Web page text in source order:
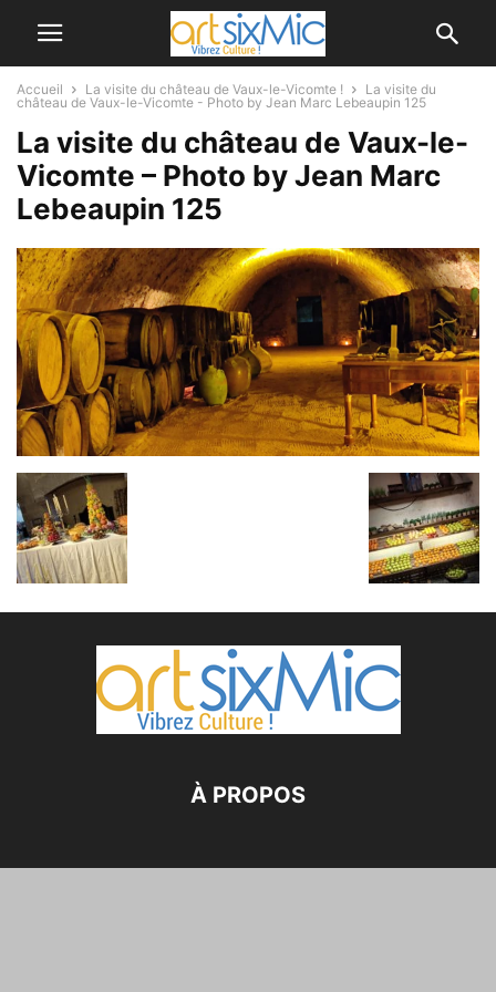
Accueil La visite du château de Vaux-le-Vicomte !
La visite du
château de Vaux-le-Vicomte - Photo by Jean Marc Lebeaupin 125
La visite du château de Vaux-le-
Vicomte – Photo by Jean Marc
Lebeaupin 125
À PROPOS